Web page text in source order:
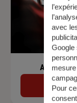
avec
Google
Pour